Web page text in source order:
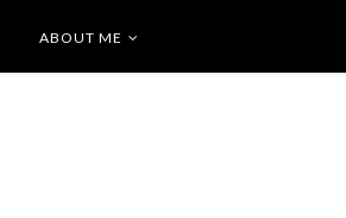
ABOUT ME